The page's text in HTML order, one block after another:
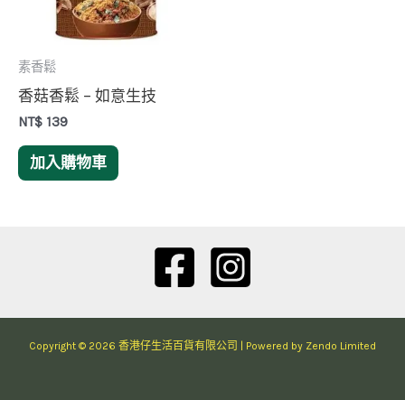
素香鬆
香菇香鬆 – 如意生技
NT$ 139
加入購物車
Copyright © 2026 香港仔生活百貨有限公司 | Powered by Zendo Limited